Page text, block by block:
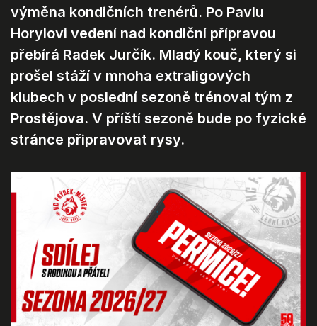
výměna kondičních trenérů. Po Pavlu
Horylovi vedení nad kondiční přípravou
přebírá Radek Jurčík. Mladý kouč, který si
prošel stáží v mnoha extraligových
klubech v poslední sezoně trénoval tým z
Prostějova. V příští sezoně bude po fyzické
stránce připravovat rysy.